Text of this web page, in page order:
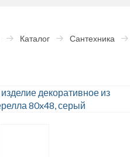
Каталог Сантехника